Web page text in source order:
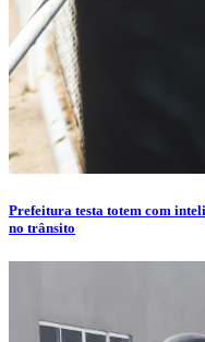
Prefeitura testa totem com
no trânsito